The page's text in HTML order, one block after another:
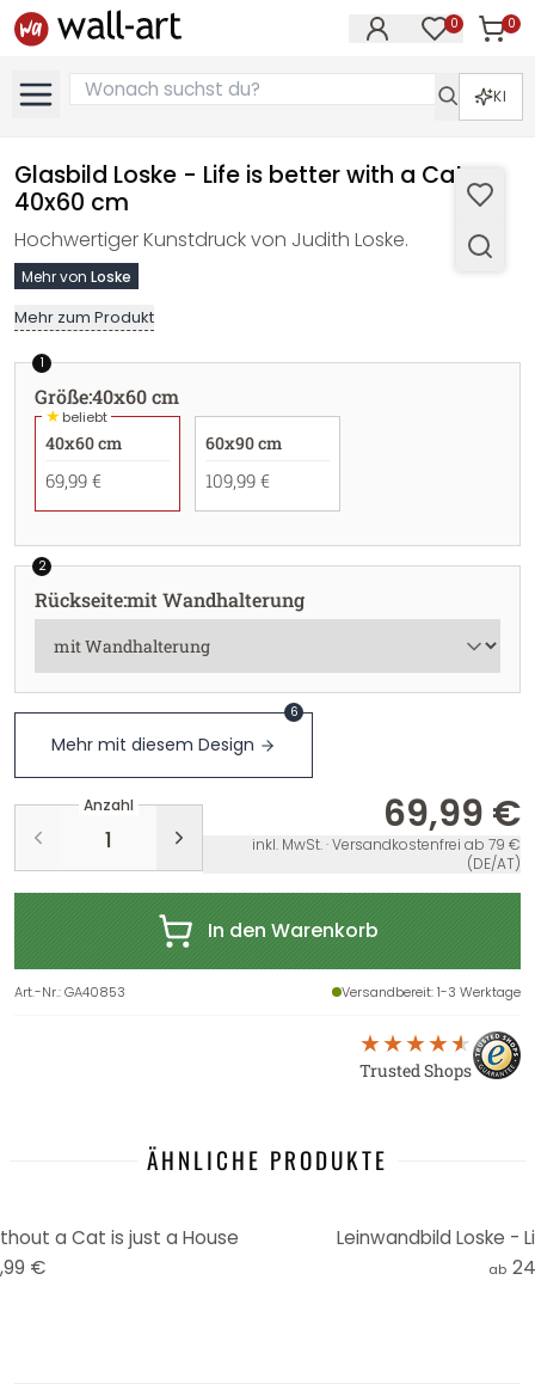
0 0
KI
Glasbild Loske - Life is better with a Cat -
40x60 cm
Hochwertiger Kunstdruck von Judith Loske.
Mehr von Loske
Mehr zum Produkt
1
Größe:40x60 cm
★beliebt
40x60 cm
69,99 €
60x90 cm
109,99 €
2
Rückseite:mit Wandhalterung
Mehr mit diesem Design
6
Anzahl 69,99 €
inkl. MwSt. · Versandkostenfrei ab 79 €
(DE/AT)
In den Warenkorb
Art.-Nr.:GA40853 Versandbereit: 1-3 Werktage
Trusted Shops
ÄHNLICHE PRODUKTE
a Cat is just a House
€
Leinwandbild Loske -
ab